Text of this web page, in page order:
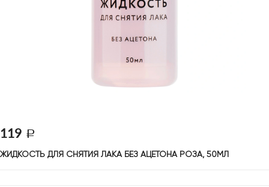
119
ЖИДКОСТЬ ДЛЯ СНЯТИЯ ЛАКА БЕЗ АЦЕТОНА РОЗА, 50МЛ